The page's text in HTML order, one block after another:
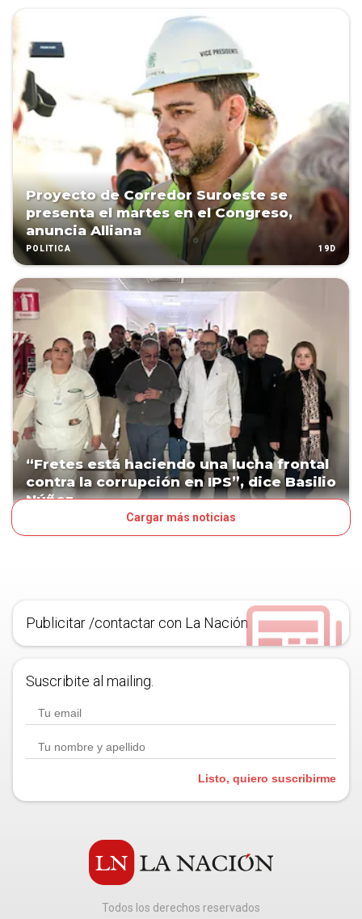
Proyecto de Corredor Suroeste se
presenta el martes en el Congreso,
anuncia Alliana
POLÍTICA 19D
“Fretes está haciendo una lucha frontal
contra la corrupción en IPS”, dice Basilio
Núñez
Cargar más noticias
Publicitar /contactar con La Nación
Suscribite al mailing.
Listo, quiero suscribirme
Todos los derechos reservados